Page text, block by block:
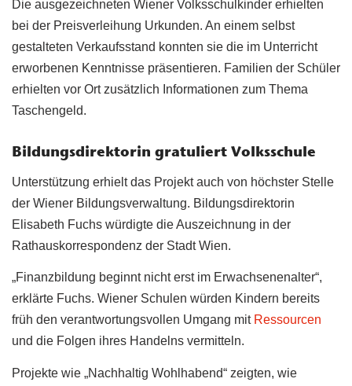
Die ausgezeichneten Wiener Volksschulkinder erhielten
bei der Preisverleihung Urkunden. An einem selbst
gestalteten Verkaufsstand konnten sie die im Unterricht
erworbenen Kenntnisse präsentieren. Familien der Schüler
erhielten vor Ort zusätzlich Informationen zum Thema
Taschengeld.
Bildungsdirektorin gratuliert Volksschule
Unterstützung erhielt das Projekt auch von höchster Stelle
der Wiener Bildungsverwaltung. Bildungsdirektorin
Elisabeth Fuchs würdigte die Auszeichnung in der
Rathauskorrespondenz der Stadt Wien.
„Finanzbildung beginnt nicht erst im Erwachsenenalter“,
erklärte Fuchs. Wiener Schulen würden Kindern bereits
früh den verantwortungsvollen Umgang mit Ressourcen
und die Folgen ihres Handelns vermitteln.
Projekte wie „Nachhaltig Wohlhabend“ zeigten, wie